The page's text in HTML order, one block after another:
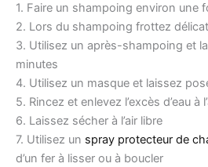
1. Faire un shampoing environ une
2. Lors du shampoing frottez
3. Utilisez un après-shampoing et
minutes
4. Utilisez un masque et laissez
5. Rincez et enlevez l’excès d’eau à
6. Laissez sécher à l’air libre
7. Utilisez un spray protecteur de
d’un fer à lisser ou à boucler